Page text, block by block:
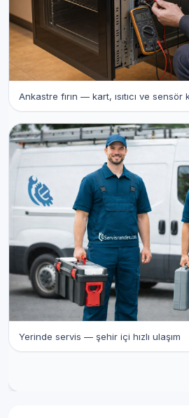
Ankastre fırın — kart, ısıtıcı ve sensör
Yerinde servis — şehir içi hızlı ulaşım